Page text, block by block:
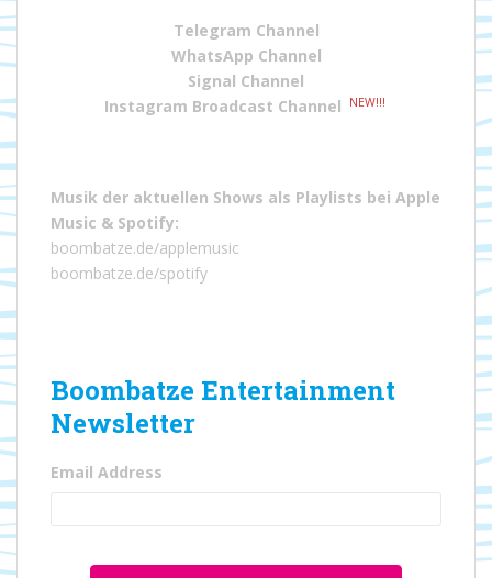
Telegram Channel
WhatsApp Channel
Signal Channel
Instagram Broadcast Channel
NEW!!!
Musik der aktuellen Shows als Playlists bei Apple
Music & Spotify:
boombatze.de/applemusic
boombatze.de/spotify
Boombatze Entertainment
Newsletter
Email Address